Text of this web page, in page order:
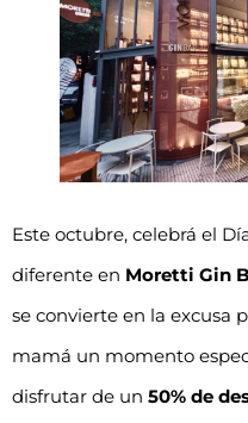
Este octubre, celebrá el
diferente en Moretti Gin
se convierte en la excusa
mamá un momento
disfrutar de un 50% de